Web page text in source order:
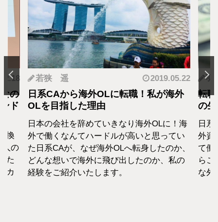
の
ド
換
人の
た
カ
若狭 遥 2019.05.22
日系CAから海外OLに転職！私が海外
OLを目指した理由
日本の会社を辞めていきなり海外OLに！海
外で働くなんてハードルが高いと思ってい
た日系CAが、なぜ海外OLへ転身したのか、
どんな想いで海外に飛び出したのか、私の
経験をご紹介いたします。
羽
転
の
日
外資
て働
らこ
な外